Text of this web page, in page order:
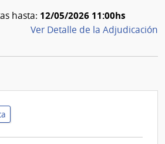
hasta: 12/05/2026 11:00hs
Ver Detalle de la Adjudicación